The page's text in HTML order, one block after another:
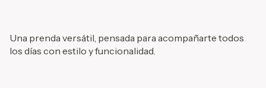
Una prenda versátil, pensada para acompañarte todos
los días con estilo y funcionalidad.